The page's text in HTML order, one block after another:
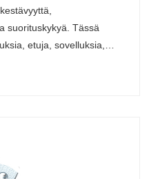
suorituskykyä. Tässä
etuja, sovelluksia,